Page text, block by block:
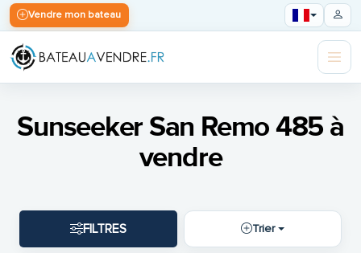
Vendre mon bateau
Sunseeker San Remo 485 à
vendre
FILTRES Trier